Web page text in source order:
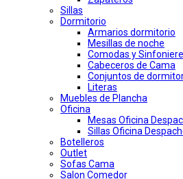
Sillas
Dormitorio
Armarios dormitorio
Mesillas de noche
Comodas y
Cabeceros de Cama
Conjuntos de
Literas
Muebles de Plancha
Oficina
Mesas Oficina
Sillas Oficina
Botelleros
Outlet
Sofas Cama
Salon Comedor